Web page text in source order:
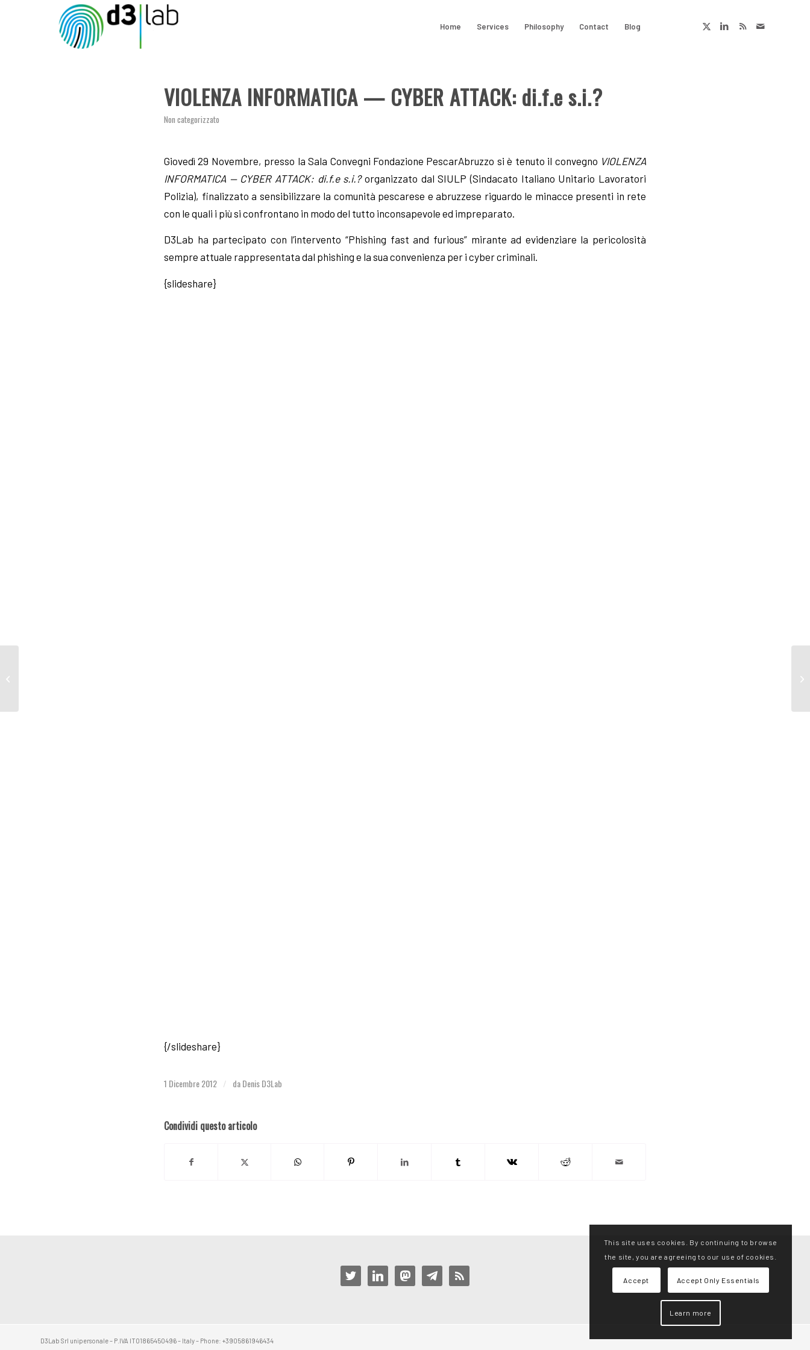
Home Services Philosophy Contact Blog
VIOLENZA INFORMATICA — CYBER ATTACK: di.f.e s.i.?
Non categorizzato
Giovedì 29 Novembre, presso la Sala Convegni Fondazione PescarAbruzzo si è tenuto il convegno VIOLENZA
INFORMATICA — CYBER ATTACK: di.f.e s.i.?organizzato dal SIULP (Sindacato Italiano Unitario Lavoratori
Polizia), finalizzato a sensibilizzare la comunità pescarese e abruzzese riguardo le minacce presenti in rete
con le quali i più si confrontano in modo del tutto inconsapevole ed impreparato.
D3Lab ha partecipato con l’intervento “Phishing fast and furious” mirante ad evidenziare la pericolosità
sempre attuale rappresentata dal phishing e la sua convenienza per i cyber criminali.
{slideshare}
{/slideshare}
1 Dicembre 2012 / daDenis D3Lab
Condividi questo articolo
twitter linkedin mastodontelegramrss
D3Lab Srl unipersonale – P.IVA IT01865450496 – Italy – Phone: +3905861946434
This site uses cookies. By continuing to browse
the site, you are agreeing to our use of cookies.
Accept Accept Only Essentials
Learn more